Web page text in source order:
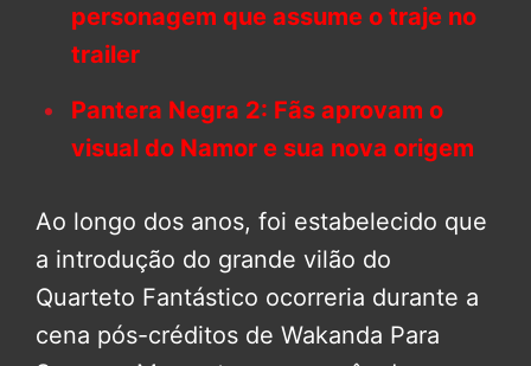
personagem que assume o traje no
trailer
Pantera Negra 2: Fãs aprovam o
visual do Namor e sua nova origem
Ao longo dos anos, foi estabelecido que
a introdução do grande vilão do
Quarteto Fantástico ocorreria durante a
cena pós-créditos de Wakanda Para